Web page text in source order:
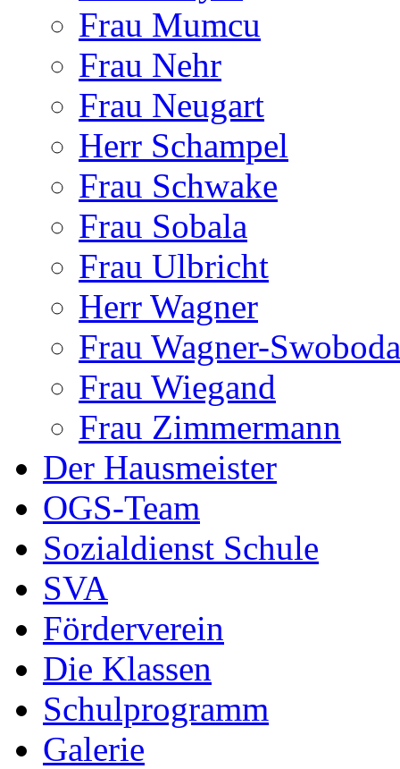
Frau Mumcu
Frau Nehr
Frau Neugart
Herr Schampel
Frau Schwake
Frau Sobala
Frau Ulbricht
Herr Wagner
Frau Wagner-Swoboda
Frau Wiegand
Frau Zimmermann
Der Hausmeister
OGS-Team
Sozialdienst Schule
SVA
Förderverein
Die Klassen
Schulprogramm
Galerie